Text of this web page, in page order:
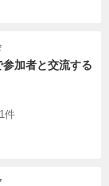
加者と交流する
件